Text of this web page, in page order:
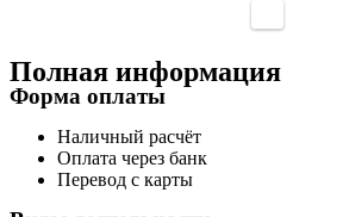
Полная информация
Форма оплаты
Наличный расчёт
Оплата через банк
Перевод с карты